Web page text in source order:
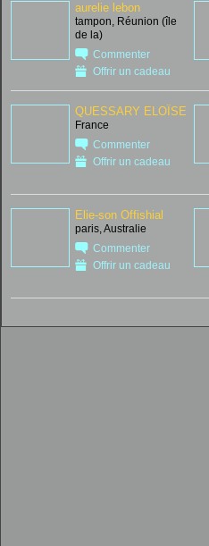
aurelie lebon
tampon, Réunion (île
de la)
Commenter
Offrir un cadeau
QUESSARY ELOÎSE
France
Commenter
Offrir un cadeau
Elie-son Offishial
paris, Australie
Commenter
Offrir un cadeau